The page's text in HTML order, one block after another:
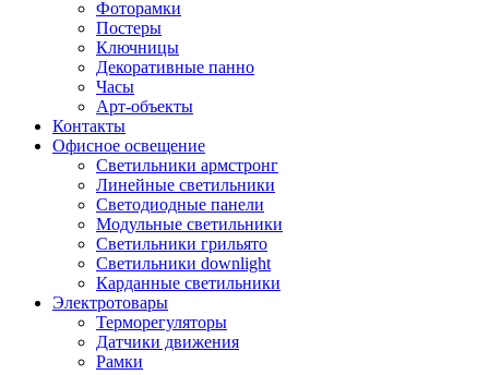
Фоторамки
Постеры
Ключницы
Декоративные панно
Часы
Арт-объекты
Контакты
Офисное освещение
Светильники армстронг
Линейные светильники
Светодиодные панели
Модульные светильники
Светильники грильято
Светильники downlight
Карданные светильники
Электротовары
Терморегуляторы
Датчики движения
Рамки